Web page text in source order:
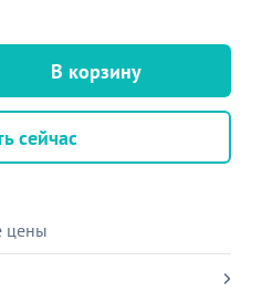
В корзину
сейчас
цены